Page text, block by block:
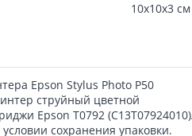
10x10x3 см
Epson Stylus Photo P50
струйный цветной
Epson T0792
сохранения упаковки.